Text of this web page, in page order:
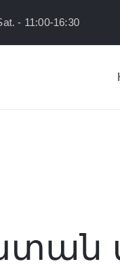
- 11:00-16:30